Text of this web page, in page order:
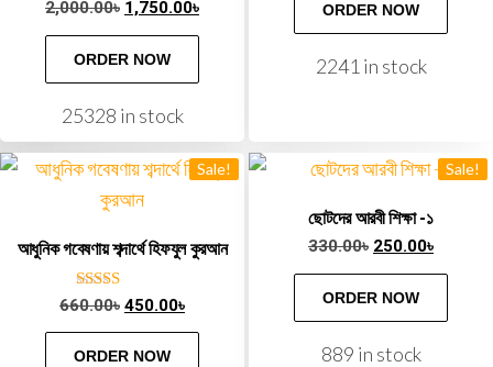
2,000.00৳ 1,750.00৳
ORDER NOW
25328 in stock
ORDER NOW
2241 in stock
Sale!
আধুনিক গবেষণায় শব্দার্থে হিফযুল কুরআন
Rated
5.00
out of 5
660.00৳ 450.00৳
ORDER NOW
Sale!
ছোটদের আরবী শিক্ষা -১
330.00৳ 250.00৳
ORDER NOW
889 in stock